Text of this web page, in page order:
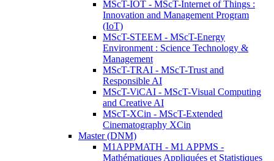
MScT-IOT - MScT-Internet of Things :
Innovation and Management Program
(IoT)
MScT-STEEM - MScT-Energy
Environment : Science Technology &
Management
MScT-TRAI - MScT-Trust and
Responsible AI
MScT-ViCAI - MScT-Visual Computing
and Creative AI
MScT-XCin - MScT-Extended
Cinematography XCin
Master (DNM)
M1APPMATH - M1 APPMS -
Mathématiques Appliquées et Statistiques